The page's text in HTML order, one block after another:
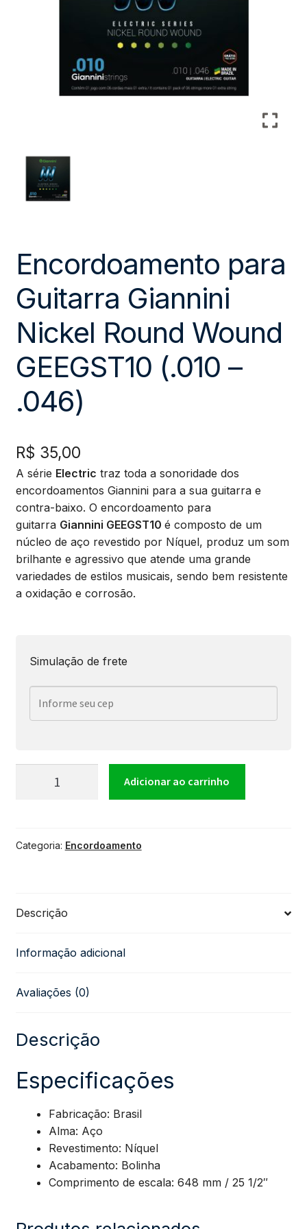
Encordoamento para
Guitarra Giannini
Nickel Round Wound
GEEGST10 (.010 –
.046)
R$ 35,00
A série Electric traz toda a sonoridade dos
encordoamentos Giannini para a sua guitarra e
contra-baixo. O encordoamento para
guitarra Giannini GEEGST10 é composto de um
núcleo de aço revestido por Níquel, produz um som
brilhante e agressivo que atende uma grande
variedades de estilos musicais, sendo bem resistente
a oxidação e corrosão.
Simulação de frete
Encordoamento
Guitarra
Nickel
Round
Wound
GEEGST10
.046)
quantidade
Adicionar ao carrinho
Categoria: Encordoamento
Descrição
Informação adicional
Avaliações (0)
Descrição
Especificações
Fabricação: Brasil
Alma: Aço
Revestimento: Níquel
Acabamento: Bolinha
Comprimento de escala: 648 mm / 25 1/2″